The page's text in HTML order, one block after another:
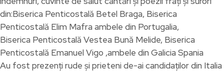
din:Biserica Penticostală Betel Braga, Biserica
Penticostală Elim Mafra ambele din Portugalia,
Biserica Penticostală Vestea Bună Melide, Biserica
Penticostală Emanuel Vigo ,ambele din Galicia Spania
Au fost prezenți rude și prieteni de-ai candidaților din Italia